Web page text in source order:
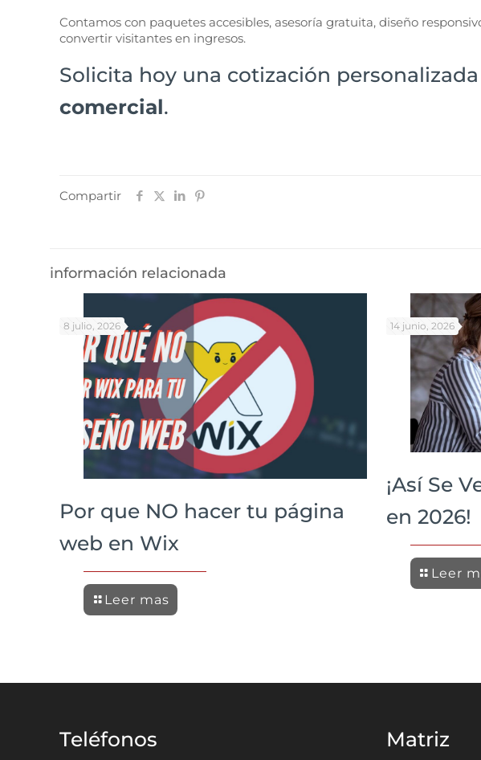
Contamos con paquetes accesibles, asesoría gratuita, diseño
convertir visitantes en ingresos.
Solicita hoy una cotización
comercial.
Compartir
información relacionada
8 julio, 2026
Por que NO hacer tu página
web en Wix
Leer mas
14 junio, 2026
¡Así Se
en 2026!
Leer
Teléfonos Matriz